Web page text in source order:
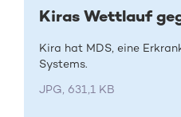
Kiras Wettlauf
Kira hat MDS, eine
Systems.
JPG, 631,1 KB